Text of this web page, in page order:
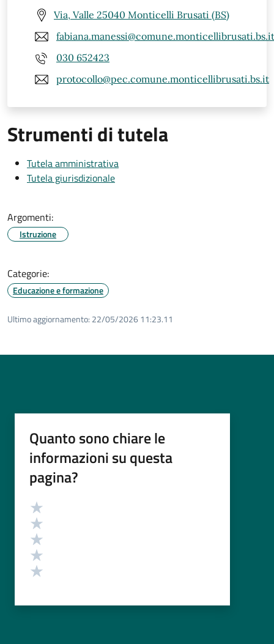
Via, Valle 25040 Monticelli Brusati (BS)
fabiana.manessi@comune.monticellibrusati.bs.it
030 652423
protocollo@pec.comune.monticellibrusati.bs.it
Strumenti di tutela
Tutela amministrativa
Tutela giurisdizionale
Argomenti:
Istruzione
Categorie:
Educazione e formazione
Ultimo aggiornamento: 22/05/2026 11:23.11
Quanto sono chiare le
informazioni su questa
pagina?
Valutazione